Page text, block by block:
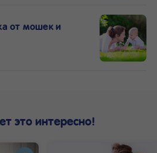
от мошек и
это интересно!